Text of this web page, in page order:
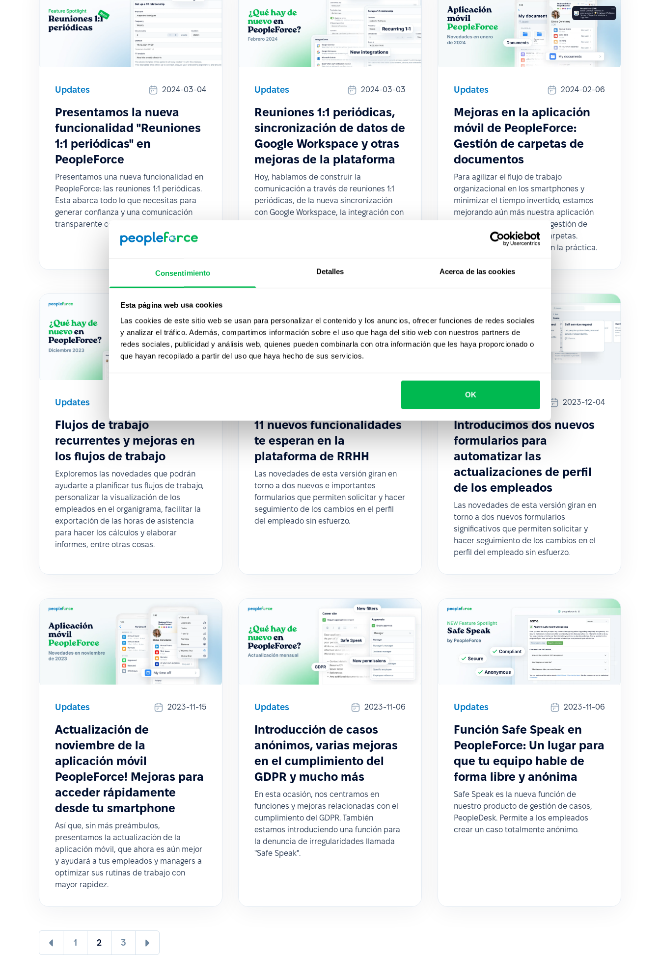
Consentimiento Detalles Acerca de las cookies
Esta página web usa cookies
Las cookies de este sitio web se usan para personalizar el contenido y los anuncios, ofrecer funciones de redes sociales
y analizar el tráfico. Además, compartimos información sobre el uso que haga del sitio web con nuestros partners de
redes sociales, publicidad y análisis web, quienes pueden combinarla con otra información que les haya proporcionado o
que hayan recopilado a partir del uso que haya hecho de sus servicios.
OK
Updates 2024-03-04
Presentamos la nueva
funcionalidad "Reuniones
1:1 periódicas" en
PeopleForce
Presentamos una nueva funcionalidad en
PeopleForce: las reuniones 1:1 periódicas.
Esta abarca todo lo que necesitas para
generar confianza y una comunicación
transparente con tus empleados.
Updates 2024-03-03
Reuniones 1:1 periódicas,
sincronización de datos de
Google Workspace y otras
mejoras de la plataforma
Hoy, hablamos de construir la
comunicación a través de reuniones 1:1
periódicas, de la nueva sincronización
con Google Workspace, la integración con
Updates 2024-02-06
Mejoras en la aplicación
móvil de PeopleForce:
Gestión de carpetas de
documentos
Para agilizar el flujo de trabajo
organizacional en los smartphones y
minimizar el tiempo invertido, estamos
mejorando aún más nuestra aplicación
móvil ✨. Lo que sigue es la gestión de
documentos a través de carpetas.
Veamos cómo funcionará en la práctica.
Updates
Flujos de trabajo
recurrentes y mejoras en
los flujos de trabajo
Exploremos las novedades que podrán
ayudarte a planificar tus flujos de trabajo,
personalizar la visualización de los
empleados en el organigrama, facilitar la
exportación de las horas de asistencia
para hacer los cálculos y elaborar
informes, entre otras cosas.
11 nuevos funcionalidades
te esperan en la
plataforma de RRHH
Las novedades de esta versión giran en
torno a dos nuevos e importantes
formularios que permiten solicitar y hacer
seguimiento de los cambios en el perfil
del empleado sin esfuerzo.
2023-12-04
Introducimos dos nuevos
formularios para
automatizar las
actualizaciones de perfil
de los empleados
Las novedades de esta versión giran en
torno a dos nuevos formularios
significativos que permiten solicitar y
hacer seguimiento de los cambios en el
perfil del empleado sin esfuerzo.
Updates 2023-11-15
Actualización de
noviembre de la
aplicación móvil
PeopleForce! Mejoras para
acceder rápidamente
desde tu smartphone
Así que, sin más preámbulos,
presentamos la actualización de la
aplicación móvil, que ahora es aún mejor
y ayudará a tus empleados y managers a
optimizar sus rutinas de trabajo con
mayor rapidez.
Updates 2023-11-06
Introducción de casos
anónimos, varias mejoras
en el cumplimiento del
GDPR y mucho más
En esta ocasión, nos centramos en
funciones y mejoras relacionadas con el
cumplimiento del GDPR. También
estamos introduciendo una función para
la denuncia de irregularidades llamada
"Safe Speak".
Updates 2023-11-06
Función Safe Speak en
PeopleForce: Un lugar para
que tu equipo hable de
forma libre y anónima
Safe Speak es la nueva función de
nuestro producto de gestión de casos,
PeopleDesk. Permite a los empleados
crear un caso totalmente anónimo.
1 2 3